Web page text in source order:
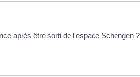
après être sorti de l'espace Schengen ?